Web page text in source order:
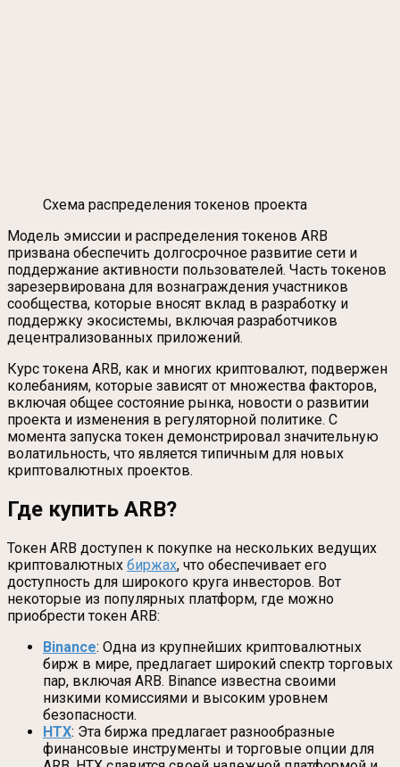
Схема распределения токенов проекта
Модель эмиссии и распределения токенов ARB
призвана обеспечить долгосрочное развитие сети и
поддержание активности пользователей. Часть токенов
зарезервирована для вознаграждения участников
сообщества, которые вносят вклад в разработку и
поддержку экосистемы, включая разработчиков
децентрализованных приложений.
Курс токена ARB, как и многих криптовалют, подвержен
колебаниям, которые зависят от множества факторов,
включая общее состояние рынка, новости о развитии
проекта и изменения в регуляторной политике. С
момента запуска токен демонстрировал значительную
волатильность, что является типичным для новых
криптовалютных проектов.
Где купить ARB?
Токен ARB доступен к покупке на нескольких ведущих
криптовалютных биржах, что обеспечивает его
доступность для широкого круга инвесторов. Вот
некоторые из популярных платформ, где можно
приобрести токен ARB:
Binance: Одна из крупнейших криптовалютных
бирж в мире, предлагает широкий спектр торговых
пар, включая ARB. Binance известна своими
низкими комиссиями и высоким уровнем
безопасности.
HTX: Эта биржа предлагает разнообразные
финансовые инструменты и торговые опции для